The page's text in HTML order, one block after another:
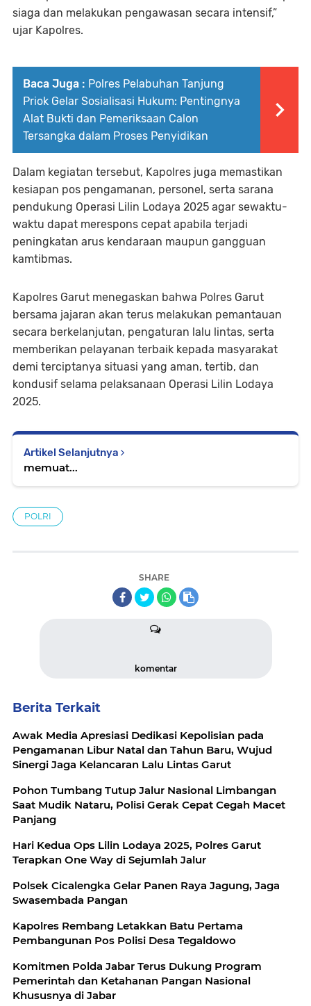
siaga dan melakukan pengawasan secara intensif,”
ujar Kapolres.
Baca Juga : Polres Pelabuhan Tanjung
Priok Gelar Sosialisasi Hukum: Pentingnya
Alat Bukti dan Pemeriksaan Calon
Tersangka dalam Proses Penyidikan
Dalam kegiatan tersebut, Kapolres juga memastikan
kesiapan pos pengamanan, personel, serta sarana
pendukung Operasi Lilin Lodaya 2025 agar sewaktu-
waktu dapat merespons cepat apabila terjadi
peningkatan arus kendaraan maupun gangguan
kamtibmas.
Kapolres Garut menegaskan bahwa Polres Garut
bersama jajaran akan terus melakukan pemantauan
secara berkelanjutan, pengaturan lalu lintas, serta
memberikan pelayanan terbaik kepada masyarakat
demi terciptanya situasi yang aman, tertib, dan
kondusif selama pelaksanaan Operasi Lilin Lodaya
2025.
Artikel Selanjutnya
memuat...
POLRI
SHARE
komentar
Berita Terkait
Awak Media Apresiasi Dedikasi Kepolisian pada
Pengamanan Libur Natal dan Tahun Baru, Wujud
Sinergi Jaga Kelancaran Lalu Lintas Garut
Pohon Tumbang Tutup Jalur Nasional Limbangan
Saat Mudik Nataru, Polisi Gerak Cepat Cegah Macet
Panjang
Hari Kedua Ops Lilin Lodaya 2025, Polres Garut
Terapkan One Way di Sejumlah Jalur
Polsek Cicalengka Gelar Panen Raya Jagung, Jaga
Swasembada Pangan
Kapolres Rembang Letakkan Batu Pertama
Pembangunan Pos Polisi Desa Tegaldowo
Komitmen Polda Jabar Terus Dukung Program
Pemerintah dan Ketahanan Pangan Nasional
Khususnya di Jabar